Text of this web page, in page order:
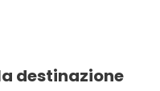
destinazione